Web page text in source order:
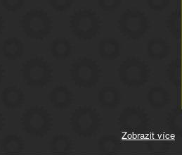
Zobrazit více